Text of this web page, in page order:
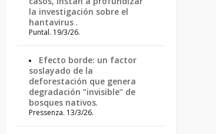
la investigación sobre el
hantavirus .
Puntal. 19/3/26.
Efecto borde: un factor
soslayado de la
deforestación que genera
degradación “invisible” de
bosques nativos.
Pressenza. 13/3/26.